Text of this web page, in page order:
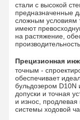
стали с высокой
предназначенные
сложным условиям
имеют
на растяжение,
производительность.
Прецизионная
точным -
обеспечивает
бульдозером
допуски и точная
и износ,
системы ходовой